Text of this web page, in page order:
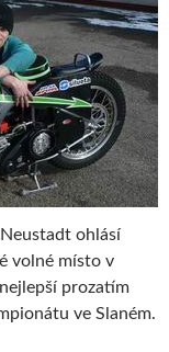
ohlásí
volné místo v
prozatím
ve Slaném.